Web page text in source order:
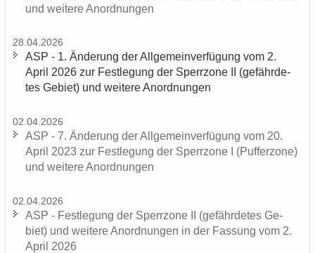
und wei­te­re An­ord­nun­gen
28.04.2026
ASP - 1. Än­de­rung der All­ge­mein­ver­fü­gung vom 2.
April 2026 zur Fest­le­gung der Sperr­zo­ne II (ge­fähr­de­
tes Ge­biet) und wei­te­re An­ord­nun­gen
02.04.2026
ASP - 7. Än­de­rung der All­ge­mein­ver­fü­gung vom 20.
April 2023 zur Fest­le­gung der Sperr­zo­ne I (Puf­fer­zo­ne)
und wei­te­re An­ord­nun­gen
02.04.2026
ASP - Fest­le­gung der Sperr­zo­ne II (ge­fähr­de­tes Ge­
biet) und wei­te­re An­ord­nun­gen in der Fas­sung vom 2.
April 2026